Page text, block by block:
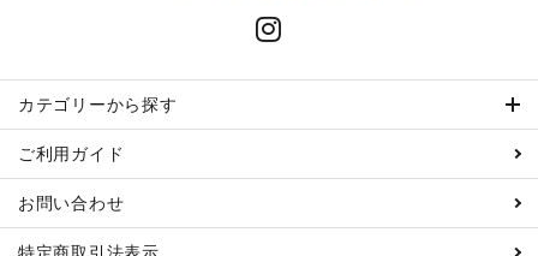
カテゴリーから探す
ご利用ガイド
お問い合わせ